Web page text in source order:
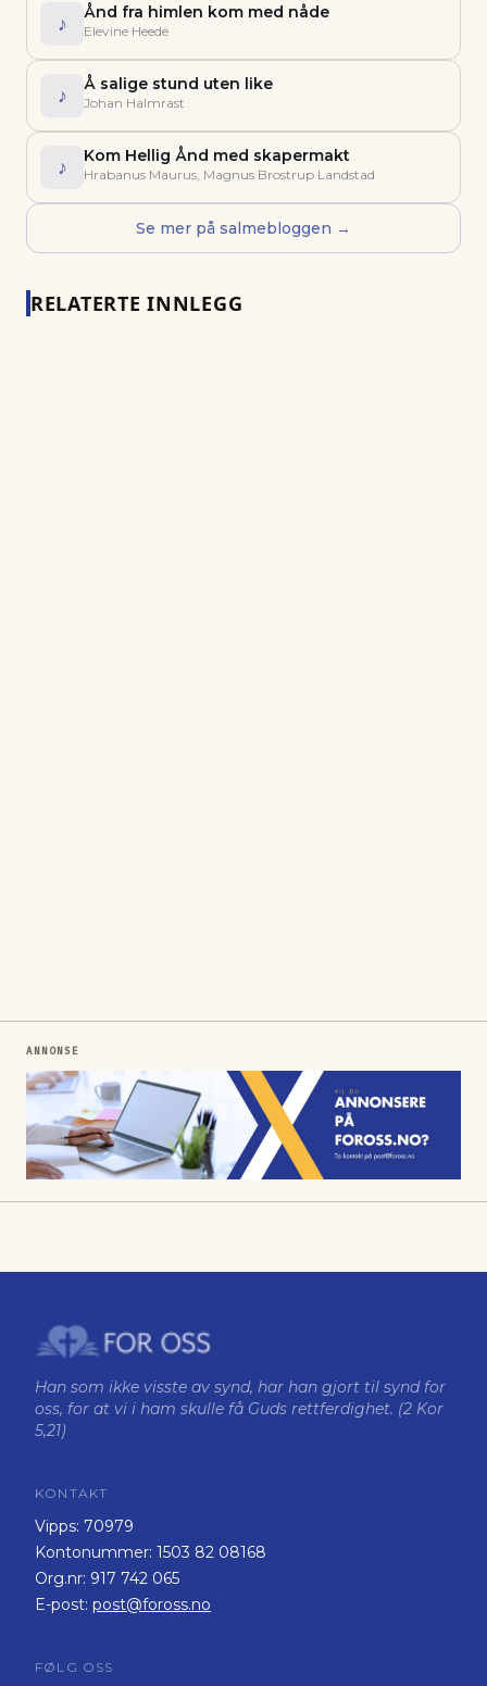
♪ Ånd fra himlen kom med nåde
Elevine Heede
♪ Å salige stund uten like
Johan Halmrast
♪ Kom Hellig Ånd med skapermakt
Hrabanus Maurus, Magnus Brostrup Landstad
Se mer på salmebloggen →
RELATERTE INNLEGG
ANNONSE
Han som ikke visste av synd, har han gjort til synd for
oss, for at vi i ham skulle få Guds rettferdighet. (2 Kor
5,21)
KONTAKT
Vipps: 70979
Kontonummer: 1503 82 08168
Org.nr: 917 742 065
E-post: post@foross.no
FØLG OSS